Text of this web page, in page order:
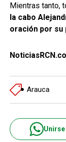
Mientras tanto,
la cabo
oración por su
Arauca
Unirse